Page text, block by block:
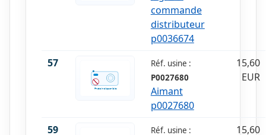
commande
distributeur
p0036674
57
Réf. usine :
P0027680
Aimant
p0027680
15,60
EUR
59
Réf. usine :
15,60